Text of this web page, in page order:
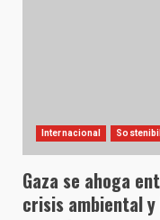
Internacional
Gaza se ahoga
crisis ambiental